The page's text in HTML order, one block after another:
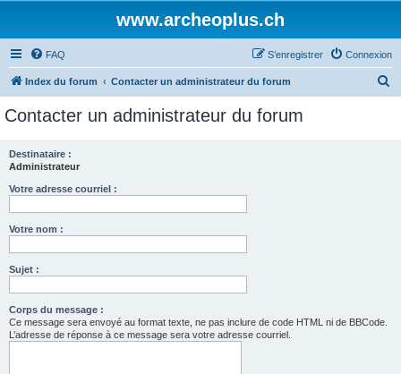
www.archeoplus.ch
FAQ Connexion
S’enregistrer
Index du forum Contacter un administrateur du forum
Contacter un administrateur du forum
Destinataire :
Administrateur
Votre adresse courriel :
Votre nom :
Sujet :
Corps du message :
Ce message sera envoyé au format texte, ne pas inclure de code HTML ni de BBCode.
L’adresse de réponse à ce message sera votre adresse courriel.